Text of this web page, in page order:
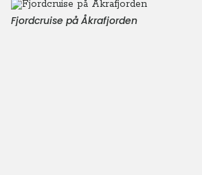
Fjordcruise på Åkrafjorden